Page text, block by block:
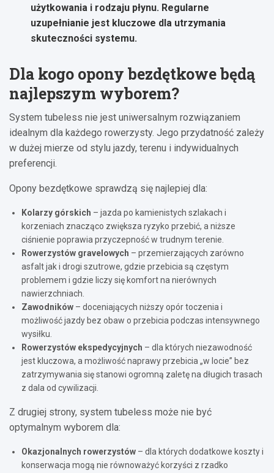
użytkowania i rodzaju płynu. Regularne
uzupełnianie jest kluczowe dla utrzymania
skuteczności systemu.
Dla kogo opony bezdętkowe będą
najlepszym wyborem?
System tubeless nie jest uniwersalnym rozwiązaniem
idealnym dla każdego rowerzysty. Jego przydatność zależy
w dużej mierze od stylu jazdy, terenu i indywidualnych
preferencji.
Opony bezdętkowe sprawdzą się najlepiej dla:
Kolarzy górskich – jazda po kamienistych szlakach i
korzeniach znacząco zwiększa ryzyko przebić, a niższe
ciśnienie poprawia przyczepność w trudnym terenie.
Rowerzystów gravelowych – przemierzających zarówno
asfalt jak i drogi szutrowe, gdzie przebicia są częstym
problemem i gdzie liczy się komfort na nierównych
nawierzchniach.
Zawodników – doceniających niższy opór toczenia i
możliwość jazdy bez obaw o przebicia podczas intensywnego
wysiłku.
Rowerzystów ekspedycyjnych – dla których niezawodność
jest kluczowa, a możliwość naprawy przebicia „w locie” bez
zatrzymywania się stanowi ogromną zaletę na długich trasach
z dala od cywilizacji.
Z drugiej strony, system tubeless może nie być
optymalnym wyborem dla:
Okazjonalnych rowerzystów – dla których dodatkowe koszty i
konserwacja mogą nie równoważyć korzyści z rzadko